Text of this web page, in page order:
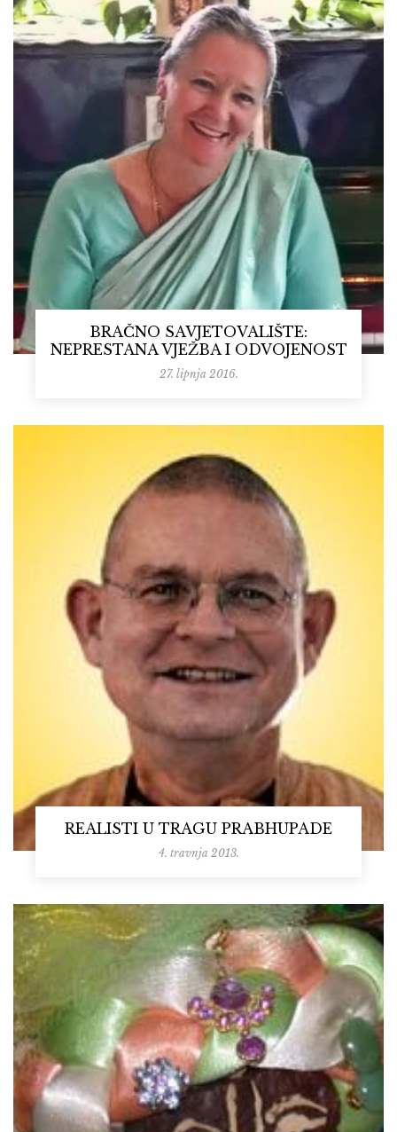
BRAČNO SAVJETOVALIŠTE:
NEPRESTANA VJEŽBA I ODVOJENOST
27. lipnja 2016.
REALISTI U TRAGU PRABHUPADE
4. travnja 2013.